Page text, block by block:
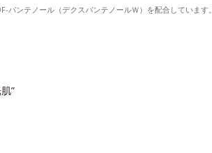
ンテノール（デクスパンテノールＷ）を配合しています。
”